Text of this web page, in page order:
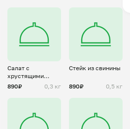
Салат с
хрустящими
баклажанами
890₽ 0,3 кг
Стейк из свинины
890₽ 0,5 кг